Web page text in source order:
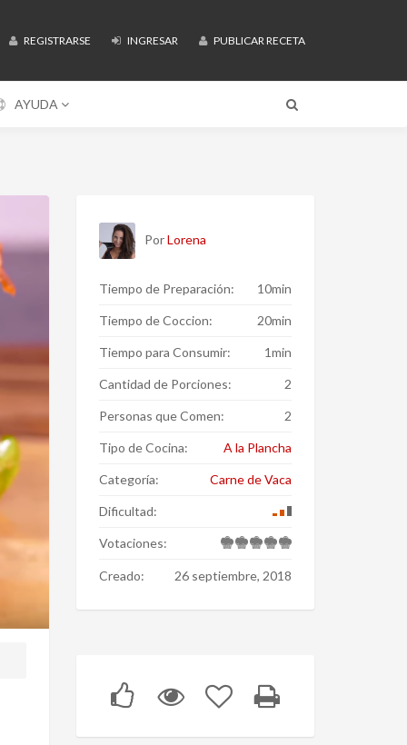
REGISTRARSE INGRESAR PUBLICAR RECETA
AYUDA
PorLorena
Tiempo de Preparación: 10min
Tiempo de Coccion: 20min
Tiempo para Consumir: 1min
Cantidad de Porciones: 2
Personas que Comen: 2
Tipo de Cocina: A la Plancha
Categoría: Carne de Vaca
Dificultad:
Votaciones:
Creado: 26 septiembre, 2018